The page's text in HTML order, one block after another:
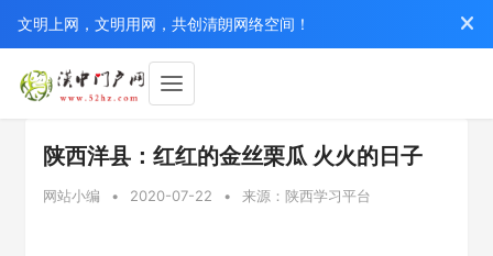
文明上网，文明用网，共创清朗网络空间！
陕西洋县：红红的金丝栗瓜 火火的日子
网站小编 • 2020-07-22 • 来源：陕西学习平台